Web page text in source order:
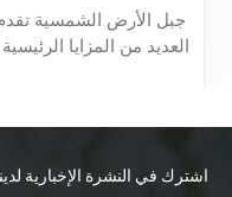
على الأرض
جبل الأرض الشمسية
العديد من المزايا الرئيسية
الطاقة النظيفة
الأحفوري وخفض انبعاثات
اشترك في النشرة الإخبارية